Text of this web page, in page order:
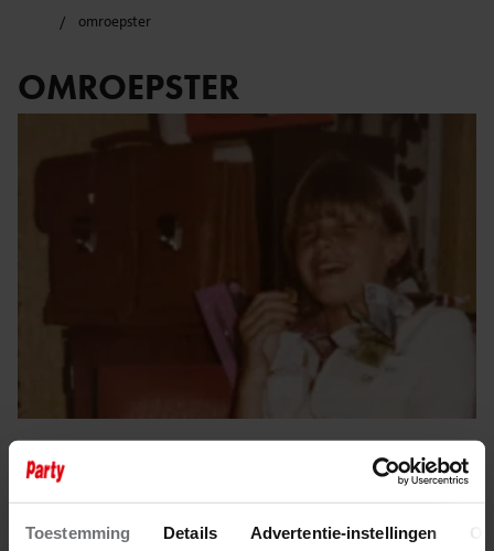
Toestemming Details Advertentie-instellingen
omroepster
OMROEPSTER
RAAD MEE! WIE IS DEZE
PRESENTATRICE?